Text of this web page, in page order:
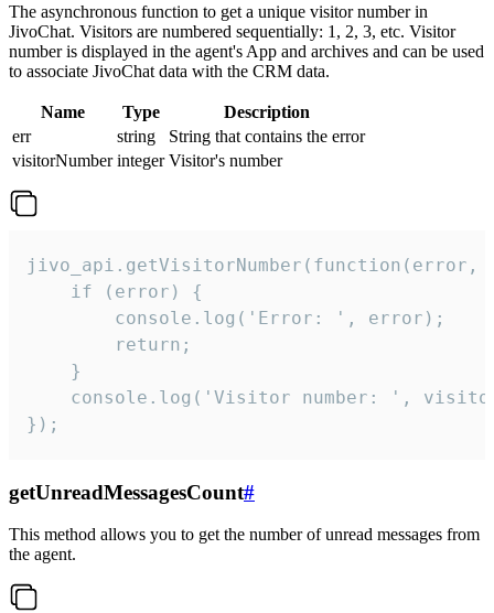
The asynchronous function to get a unique visitor number in
JivoChat. Visitors are numbered sequentially: 1, 2, 3, etc. Visitor
number is displayed in the agent's App and archives and can be used
to associate JivoChat data with the CRM data.
Name Type
Description
err
string
String that contains the error
visitorNumber integer Visitor's number
jivo_api.getVisitorNumber(function(error,
    if (error) {
        console.log('Error: ', error);
        return;
    }
console.log('Visitor number: ',
});
getUnreadMessagesCount#
This method allows you to get the number of unread messages from
the agent.